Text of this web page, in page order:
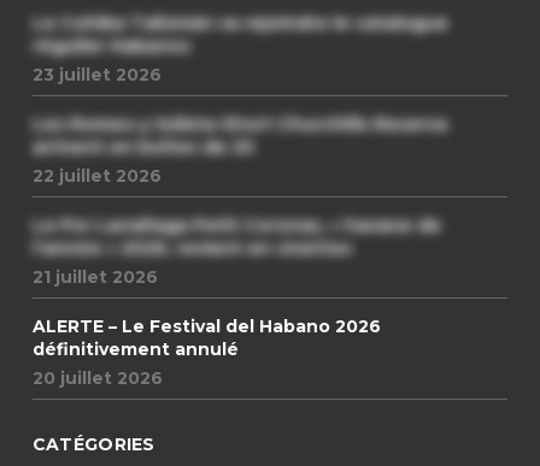
Le Cohiba Talismán va rejoindre le catalogue
régulier Habanos
23 juillet 2026
Les Romeo y Julieta Short Churchills Reserva
arrivent en boîtes de 20
22 juillet 2026
Le Por Larrañaga Petit Coronas, « havane de
l’année » 2026, revient en civettes
21 juillet 2026
ALERTE – Le Festival del Habano 2026
définitivement annulé
20 juillet 2026
CATÉGORIES